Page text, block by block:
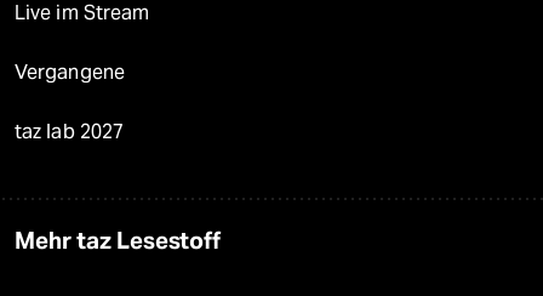
Live im Stream
Vergangene
taz lab 2027
Mehr taz Lesestoff